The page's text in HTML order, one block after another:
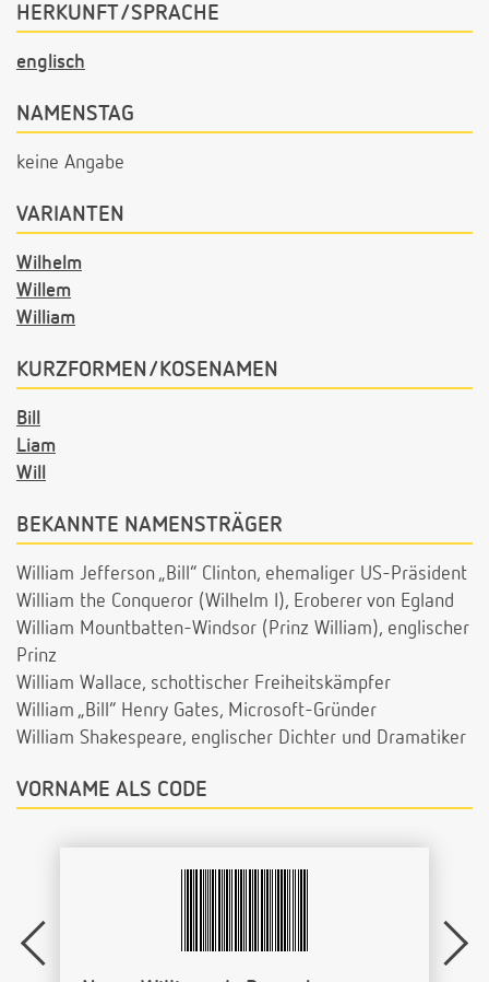
HERKUNFT/SPRACHE
englisch
NAMENSTAG
keine Angabe
VARIANTEN
Wilhelm
Willem
William
KURZFORMEN/KOSENAMEN
Bill
Liam
Will
BEKANNTE NAMENSTRÄGER
William Jefferson „Bill“ Clinton, ehemaliger US-Präsident
William the Conqueror (Wilhelm I), Eroberer von Egland
William Mountbatten-Windsor (Prinz William), englischer
Prinz
William Wallace, schottischer Freiheitskämpfer
William „Bill“ Henry Gates, Microsoft-Gründer
William Shakespeare, englischer Dichter und Dramatiker
VORNAME ALS CODE